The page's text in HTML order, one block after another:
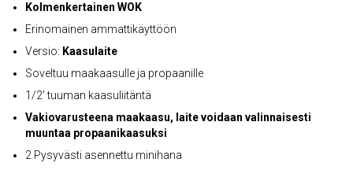
Kolmenkertainen WOK
Erinomainen ammattikäyttöön
Versio: Kaasulaite
Soveltuu maakaasulle ja propaanille
1/2' tuuman kaasuliitäntä
Vakiovarusteena maakaasu, laite voidaan valinnaisesti
muuntaa propaanikaasuksi
2 Pysyvästi asennettu minihana